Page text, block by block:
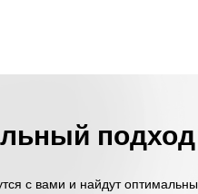
подход
с вами и найдут